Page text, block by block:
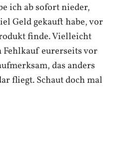
ich ab sofort nieder,
Geld gekauft habe, vor
finde. Vielleicht
Fehlkauf eurerseits vor
das anders
fliegt. Schaut doch mal